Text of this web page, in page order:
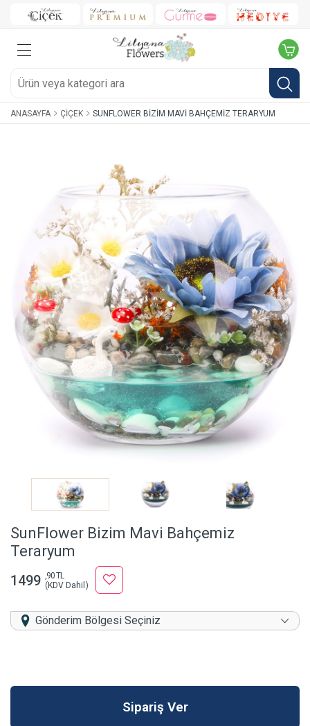
ANASAYFA ÇIÇEK SUNFLOWER BIZIM MAVI BAHÇEMIZ TERARYUM
SunFlower Bizim Mavi Bahçemiz
Teraryum
1499 ,90 TL
(KDV Dahil)
Gönderim Bölgesi Seçiniz